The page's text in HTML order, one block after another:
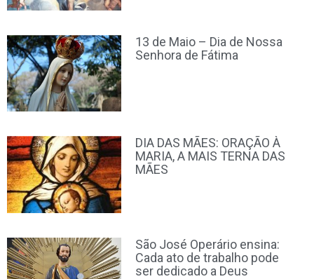
13 de Maio – Dia de Nossa
Senhora de Fátima
DIA DAS MÃES: ORAÇÃO À
MARIA, A MAIS TERNA DAS
MÃES
São José Operário ensina:
Cada ato de trabalho pode
ser dedicado a Deus